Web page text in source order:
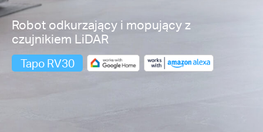
Robot odkurzający i mopujący z
czujnikiem LiDAR
Tapo RV30